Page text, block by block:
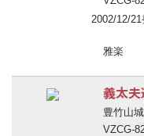
2002/12/21
雅楽
義太夫
豊竹山
VZCG-